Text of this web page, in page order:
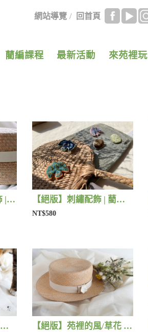
網站導覽 / 回首頁
藺編課程 最新活動 來苑裡玩
【絕版】鉤織刺繡配飾 | 藺子Xphytooo 【絕版】刺繡配飾 | 藺子X撫子色生活
NT$580
【絕版】陽光下的草 | 藺子X片片 【絕版】苑裡的風/草花 | 藺子X片片